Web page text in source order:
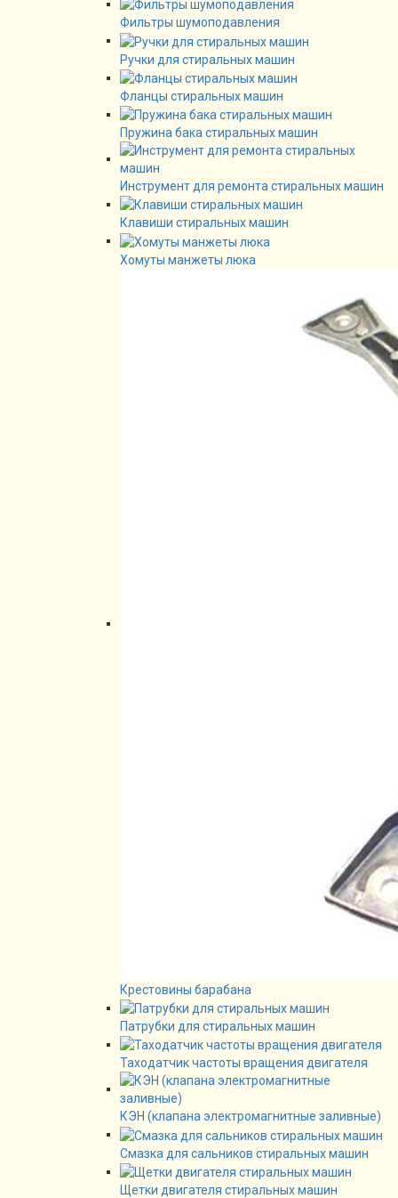
Фильтры шумоподавления
Ручки для стиральных машин
Фланцы стиральных машин
Пружина бака стиральных машин
Инструмент для ремонта стиральных машин
Клавиши стиральных машин
Хомуты манжеты люка
Крестовины барабана
Патрубки для стиральных машин
Таходатчик частоты вращения двигателя
КЭН (клапана электромагнитные заливные)
Смазка для сальников стиральных машин
Щетки двигателя стиральных машин